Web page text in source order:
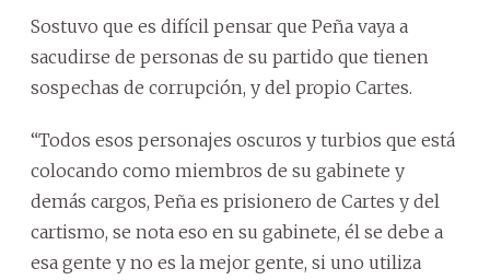
Sostuvo que es difícil pensar que Peña vaya a
sacudirse de personas de su partido que tienen
sospechas de corrupción, y del propio Cartes.
“Todos esos personajes oscuros y turbios que está
colocando como miembros de su gabinete y
demás cargos, Peña es prisionero de Cartes y del
cartismo, se nota eso en su gabinete, él se debe a
esa gente y no es la mejor gente, si uno utiliza